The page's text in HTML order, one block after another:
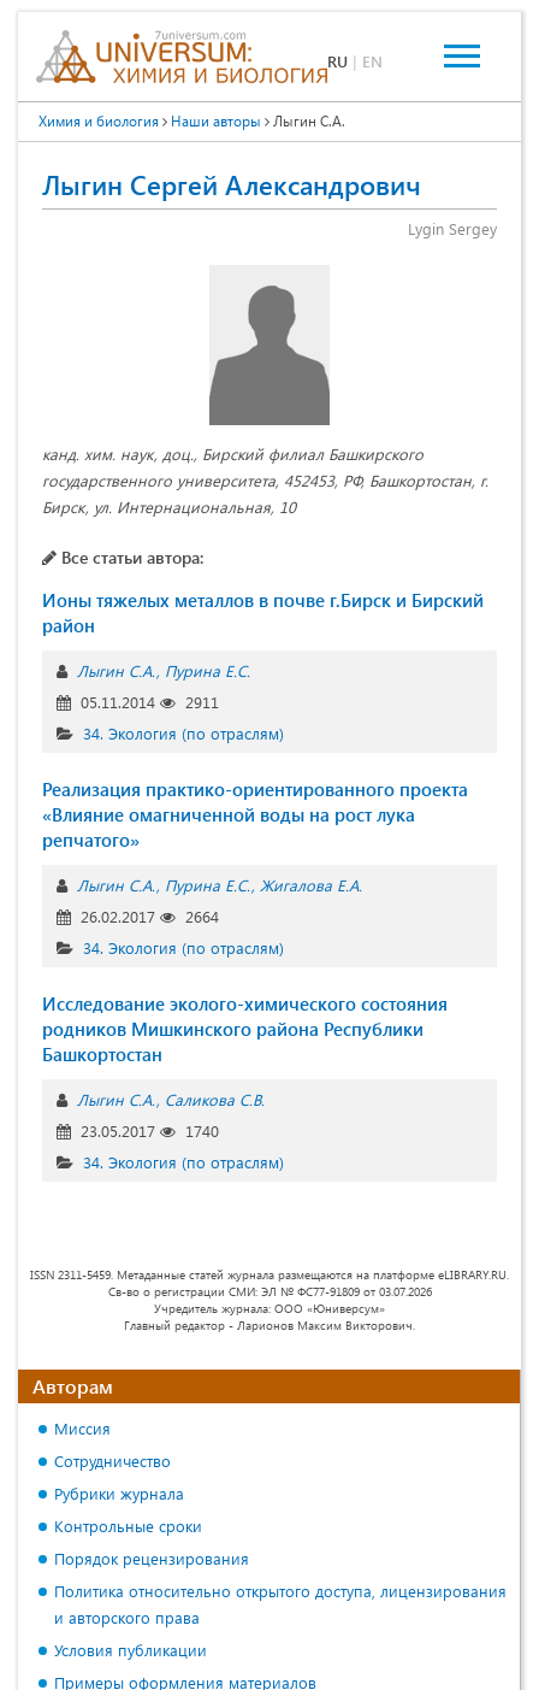
RU | EN
Химия и биология Наши авторы Лыгин С.А.
Лыгин Сергей Александрович
Lygin Sergey
канд. хим. наук, доц., Бирский филиал Башкирского
государственного университета, 452453, РФ, Башкортостан, г.
Бирск, ул. Интернациональная, 10
Все статьи автора:
Ионы тяжелых металлов в почве г.Бирск и Бирский
район
Лыгин С.А. Пурина Е.С.
05.11.2014
2911
34. Экология (по отраслям)
Реализация практико-ориентированного проекта
«Влияние омагниченной воды на рост лука
репчатого»
Лыгин С.А. Пурина Е.С. Жигалова Е.А.
26.02.2017
2664
34. Экология (по отраслям)
Исследование эколого-химического состояния
родников Мишкинского района Республики
Башкортостан
Лыгин С.А. Саликова С.В.
23.05.2017
1740
34. Экология (по отраслям)
ISSN 2311-5459. Метаданные статей журнала размещаются на платформе eLIBRARY.RU.
Св-во о регистрации СМИ: ЭЛ № ФС77-91809 от 03.07.2026
Учредитель журнала: ООО «Юниверсум»
Главный редактор - Ларионов Максим Викторович.
Авторам
Миссия
Сотрудничество
Рубрики журнала
Контрольные сроки
Порядок рецензирования
Политика относительно открытого доступа, лицензирования
и авторского права
Условия публикации
Примеры оформления материалов